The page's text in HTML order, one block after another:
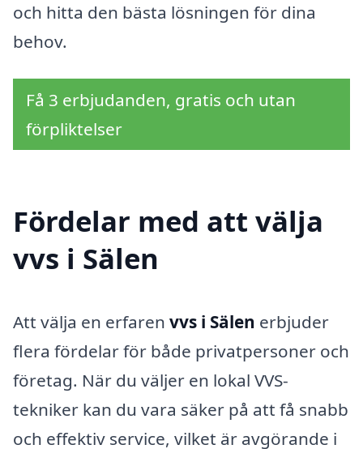
och hitta den bästa lösningen för dina
behov.
Få 3 erbjudanden, gratis och utan
förpliktelser
Fördelar med att välja
vvs i Sälen
Att välja en erfaren vvs i Sälen erbjuder
flera fördelar för både privatpersoner och
företag. När du väljer en lokal VVS-
tekniker kan du vara säker på att få snabb
och effektiv service, vilket är avgörande i